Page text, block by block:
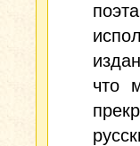
что